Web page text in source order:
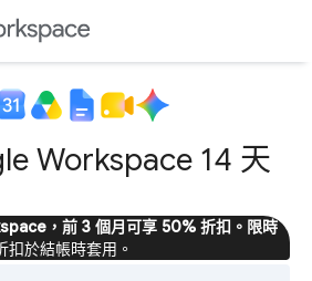
Workspace 14 天
，前 3 個月可享 50% 折扣。限時
扣於結帳時套用。